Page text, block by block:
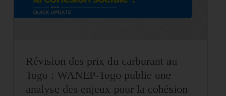
Révision des prix du carburant au
Togo : WANEP-Togo publie une
analyse des enjeux pour la cohésion